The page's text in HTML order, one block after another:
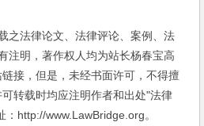
之法律论文、法律评论、案例、法
注明，著作权人均为站长杨春宝高
接，但是，未经书面许可，不得擅
转载时均应注明作者和出处"法律
http://www.LawBridge.org。